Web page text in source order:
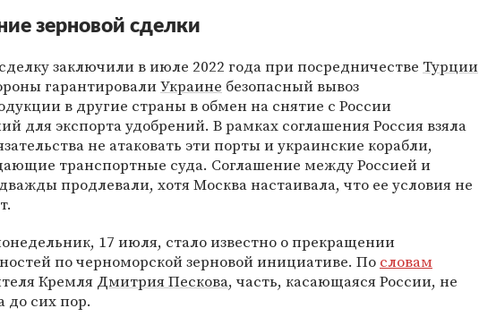
зерновой сделки
заключили в июле 2022 года при посредничестве Турции
гарантировалиУкраине безопасный вывоз
в другие страны в обмен на снятие с России
для экспорта удобрений. В рамках соглашения Россия взяла
не атаковать эти порты и украинские корабли,
транспортные суда. Соглашение между Россией и
продлевали, хотя Москва настаивала, что ее условия не
17 июля, стало известно о прекращении
по черноморской зерновой инициативе. По словам
Кремля Дмитрия Пескова, часть, касающаяся России, не
до сих пор.